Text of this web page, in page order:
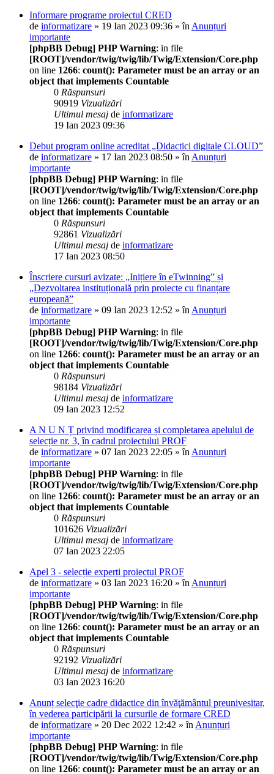
Informare programe proiectul CRED
de informatizare » 19 Ian 2023 09:36 » în Anunțuri
importante
[phpBB Debug] PHP Warning: in file
[ROOT]/vendor/twig/twig/lib/Twig/Extension/Core.php
on line 1266: count(): Parameter must be an array or an
object that implements Countable
0 Răspunsuri
90919 Vizualizări
Ultimul mesaj de informatizare
19 Ian 2023 09:36
Debut program online acreditat „Didactici digitale CLOUD”
de informatizare » 17 Ian 2023 08:50 » în Anunțuri
importante
[phpBB Debug] PHP Warning: in file
[ROOT]/vendor/twig/twig/lib/Twig/Extension/Core.php
on line 1266: count(): Parameter must be an array or an
object that implements Countable
0 Răspunsuri
92861 Vizualizări
Ultimul mesaj de informatizare
17 Ian 2023 08:50
Înscriere cursuri avizate: „Inițiere în eTwinning” și
„Dezvoltarea instituțională prin proiecte cu finanțare
europeană”
de informatizare » 09 Ian 2023 12:52 » în Anunțuri
importante
[phpBB Debug] PHP Warning: in file
[ROOT]/vendor/twig/twig/lib/Twig/Extension/Core.php
on line 1266: count(): Parameter must be an array or an
object that implements Countable
0 Răspunsuri
98184 Vizualizări
Ultimul mesaj de informatizare
09 Ian 2023 12:52
A N U N Ț privind modificarea și completarea apelului de
selecție nr. 3, în cadrul proiectului PROF
de informatizare » 07 Ian 2023 22:05 » în Anunțuri
importante
[phpBB Debug] PHP Warning: in file
[ROOT]/vendor/twig/twig/lib/Twig/Extension/Core.php
on line 1266: count(): Parameter must be an array or an
object that implements Countable
0 Răspunsuri
101626 Vizualizări
Ultimul mesaj de informatizare
07 Ian 2023 22:05
Apel 3 - selecție experti proiectul PROF
de informatizare » 03 Ian 2023 16:20 » în Anunțuri
importante
[phpBB Debug] PHP Warning: in file
[ROOT]/vendor/twig/twig/lib/Twig/Extension/Core.php
on line 1266: count(): Parameter must be an array or an
object that implements Countable
0 Răspunsuri
92192 Vizualizări
Ultimul mesaj de informatizare
03 Ian 2023 16:20
Anunț selecţie cadre didactice din învăţământul preunivesitar,
în vederea participării la cursurile de formare CRED
de informatizare » 20 Dec 2022 12:42 » în Anunțuri
importante
[phpBB Debug] PHP Warning: in file
[ROOT]/vendor/twig/twig/lib/Twig/Extension/Core.php
on line 1266: count(): Parameter must be an array or an